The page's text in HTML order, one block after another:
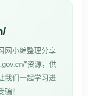
网小编整理分享
”资源，供
我们一起学习进
！